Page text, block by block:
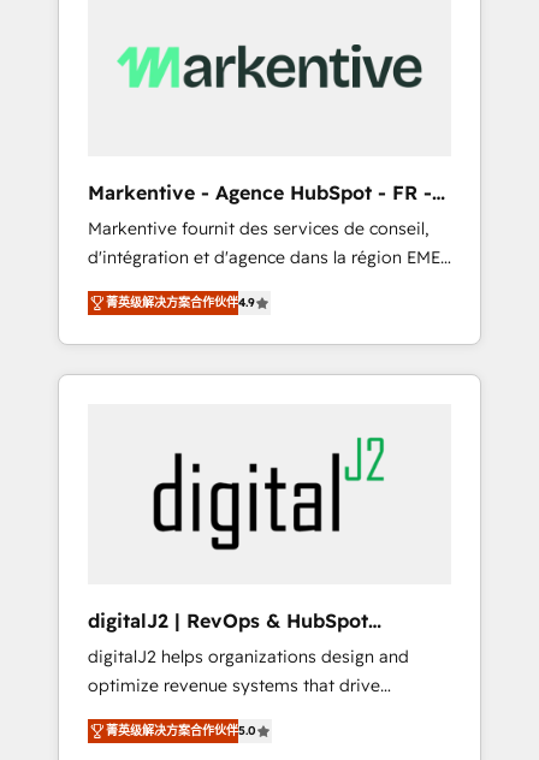
client's are too busy to learn the ins-and-outs
of HubSpot. We give you a Personal
know what you don't know'
recommendations to maximize conversions!
OTF is an Elite Partner (top 1% of 6,500+
Partners) and was named 2023 HubSpot
Partner of the Year 💥 Trusted by 2,500+
companies to help them scale and close
more business, by using HubSpot (the right
www.onthefuze.com/hubspot-admin Contact
us to learn more!
Markentive - Agence HubSpot - FR -
EN
Markentive fournit des services de conseil,
d'intégration et d'agence dans la région EMEA
et North America. Avec plus de 115 experts en
marketing automation, Growth, Revops, CRM
et webdesign. Markentive is both a
consulting firm, a digital agency and an
webdesign (We focus on EMEA - USA
customers).
菁英级解决方案合作伙伴4.9
digitalJ2 | RevOps & HubSpot
Implementations
digitalJ2 helps organizations design and
optimize revenue systems that drive
scalable, predictable growth. As a triple-
accredited HubSpot Solutions Partner, we
菁英级解决方案合作伙伴5.0